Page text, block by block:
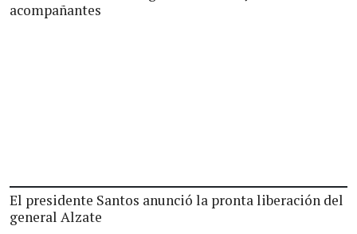
acompañantes
El presidente Santos anunció la pronta liberación del
general Alzate